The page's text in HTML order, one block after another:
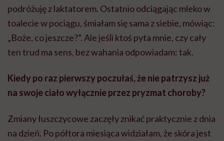
podróżuję z laktatorem. Ostatnio odciągając mleko w
toalecie w pociągu, śmiałam się sama z siebie, mówiąc:
„Boże, co jeszcze?”. Ale jeśli ktoś pyta mnie, czy cały
ten trud ma sens, bez wahania odpowiadam: tak.
Kiedy po raz pierwszy poczułaś, że nie patrzysz już
na swoje ciało wyłącznie przez pryzmat choroby?
Zmiany łuszczycowe zaczęły znikać praktycznie z dnia
na dzień. Po półtora miesiąca widziałam, że skóra jest